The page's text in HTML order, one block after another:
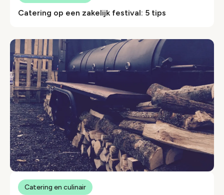
Catering op een zakelijk festival: 5 tips
Catering en culinair